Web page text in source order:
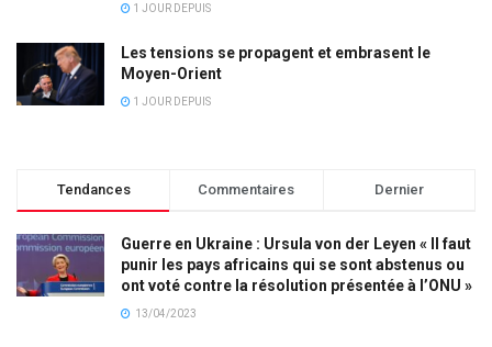
1 JOUR DEPUIS
Les tensions se propagent et embrasent le
Moyen-Orient
1 JOUR DEPUIS
Tendances Commentaires Dernier
Guerre en Ukraine : Ursula von der Leyen « Il faut
punir les pays africains qui se sont abstenus ou
ont voté contre la résolution présentée à l’ONU »
13/04/2023